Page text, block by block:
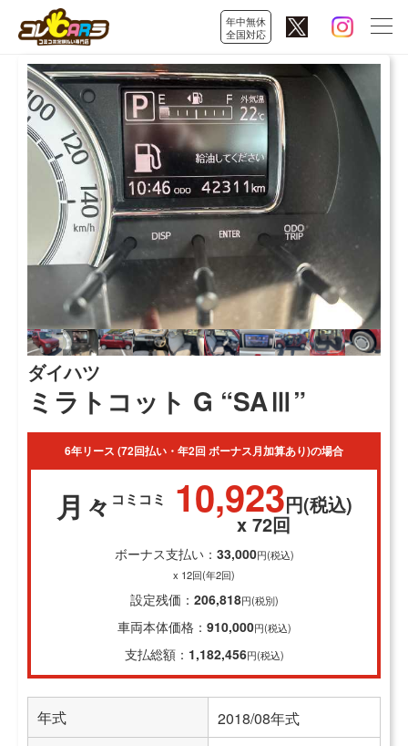
年中無休
全国対応
ダイハツ
ミラトコット G “SAⅢ”
6年リース (72回払い・年2回 ボーナス月加算あり)の場合
月々 コミコミ 10,923円(税込)
x 72回
ボーナス支払い： 33,000円(税込)
x 12回(年2回)
設定残価： 206,818円(税別)
車両本体価格： 910,000円(税込)
支払総額： 1,182,456円(税込)
年式
2018/08年式